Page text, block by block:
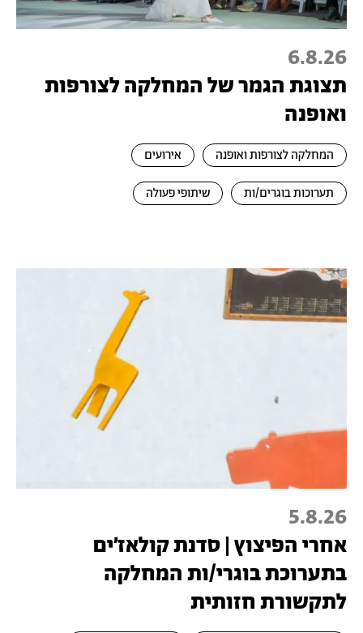
6.8.26
תצוגת הגמר של המחלקה לצורפות
ואופנה
המחלקה לצורפות ואופנה אירועים
תערוכות בוגרים/ות שיתופי פעולה
5.8.26
אחרי הפיצוץ | סדנת קולאז׳ים
בתערוכת בוגרי/ות המחלקה
לתקשורת חזותית